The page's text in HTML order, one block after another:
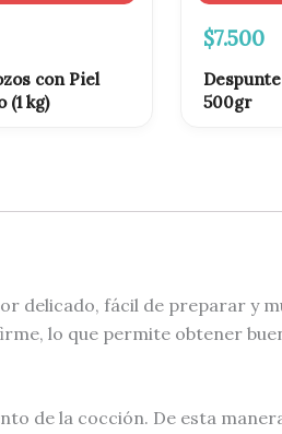
con Piel
(1 kg)
$7.500
500gr
delicado, fácil de preparar y
lo que permite obtener
de la cocción. De esta